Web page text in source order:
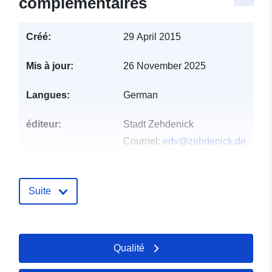
Créé: 29 April 2015
Mis à jour: 26 November 2025
Langues: German
éditeur:
Stadt Zehdenick
Courriel: edv@zehdenick.de
contact:
https://www.zehdenick.de
Compte rendu du
Ajoutée à data.europa.eu: 11
Suite
Qualité